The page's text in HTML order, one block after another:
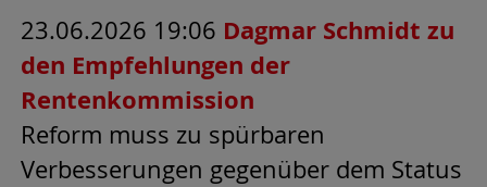
23.06.2026 19:06 Dagmar Schmidt zu
den Empfehlungen der
Rentenkommission
Reform muss zu spürbaren
Verbesserungen gegenüber dem Status